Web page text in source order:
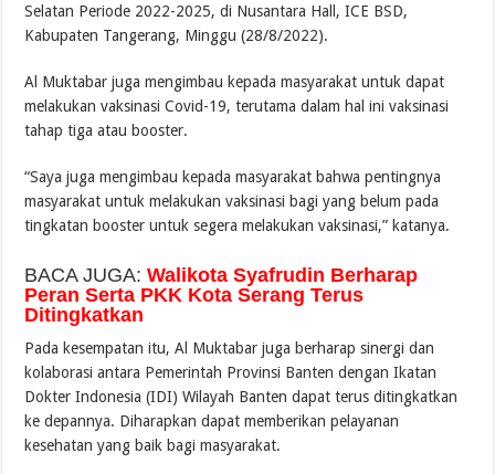
Selatan Periode 2022-2025, di Nusantara Hall, ICE BSD,
Kabupaten Tangerang, Minggu (28/8/2022).
Al Muktabar juga mengimbau kepada masyarakat untuk dapat
melakukan vaksinasi Covid-19, terutama dalam hal ini vaksinasi
tahap tiga atau booster.
“Saya juga mengimbau kepada masyarakat bahwa pentingnya
masyarakat untuk melakukan vaksinasi bagi yang belum pada
tingkatan booster untuk segera melakukan vaksinasi,” katanya.
BACA JUGA:Walikota Syafrudin Berharap
Peran Serta PKK Kota Serang Terus
Ditingkatkan
Pada kesempatan itu, Al Muktabar juga berharap sinergi dan
kolaborasi antara Pemerintah Provinsi Banten dengan Ikatan
Dokter Indonesia (IDI) Wilayah Banten dapat terus ditingkatkan
ke depannya. Diharapkan dapat memberikan pelayanan
kesehatan yang baik bagi masyarakat.